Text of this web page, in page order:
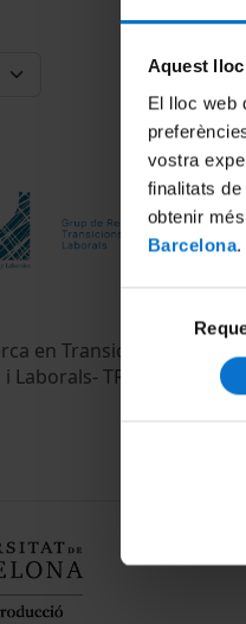
Aquest
El lloc web
vostra
finalitats
obtenir
Barcelona.
consentiment
en Transicions
TRALS